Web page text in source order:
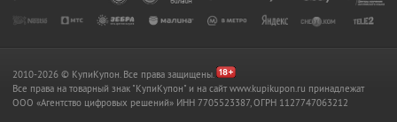
2010-2026 © КупиКупон. Все права защищены.
Все права на товарный знак "КупиКупон" и на сайт www.kupikupon.ru принадлежат
OOO «Агентство цифровых решений» ИНН 7705523387, ОГРН 1127747063212